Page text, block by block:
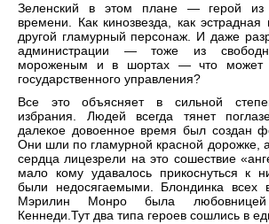
Зеленский в этом плане — герой из
времени. Как кинозвезда, как
другой гламурный персонаж. И даже
администрации — тоже из
мороженым и в шортах — что может
государственного управления?
Все это объясняет в сильной
избрания. Людей всегда тянет
далекое довоенное время был создан
Они шли по гламурной красной дорожке,
сердца лицезрели на это сошествие
мало кому удавалось прикоснуться к
были недосягаемыми. Блондинка всех
Мэрилин Монро была
Кеннеди.Тут два типа героев сошлись в